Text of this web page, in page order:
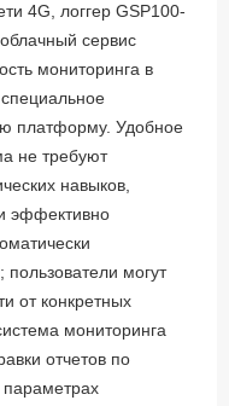
4G, логгер GSP100-
сервис
мониторинга в
платформу. Удобное
не требуют
навыков,
эффективно
могут
от конкретных
мониторинга
отчетов по